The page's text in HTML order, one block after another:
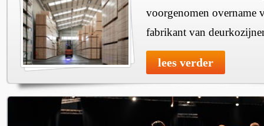
voorgenomen overname
fabrikant van
lees verder